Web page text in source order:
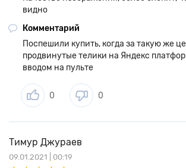
видно
Комментарий
Поспешили купить, когда за такую же
продвинутые телики на Яндекс
вводом на пульте
0 0
Тимур Джураев
09.01.2021 | 00:19